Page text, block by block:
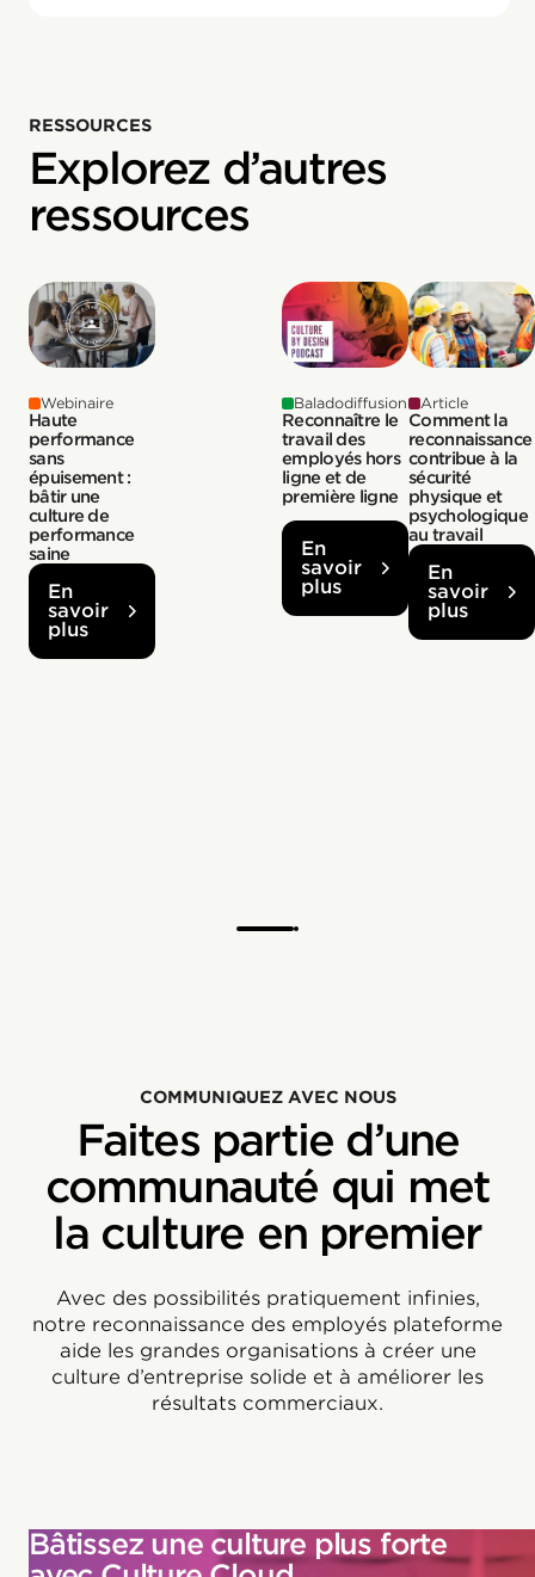
RESSOURCES
Explorez d’autres
ressources
Webinaire
Haute
performance
sans
épuisement :
bâtir une
culture de
performance
saine
En
savoir
plus
Baladodiffusion
Reconnaître le
travail des
employés hors
ligne et de
première ligne
En
savoir
plus
Article
Comment la
reconnaissance
contribue à la
sécurité
physique et
psychologique
au travail
En
savoir
plus
COMMUNIQUEZ AVEC NOUS
Faites partie d’une
communauté qui met
la culture en premier
Avec des possibilités pratiquement infinies,
notre reconnaissance des employés plateforme
aide les grandes organisations à créer une
culture d’entreprise solide et à améliorer les
résultats commerciaux.
Bâtissez une culture plus forte